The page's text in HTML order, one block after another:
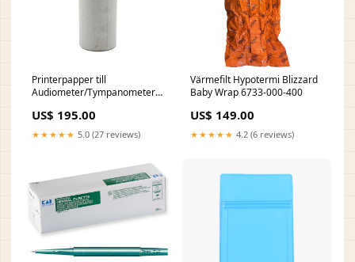
Printerpapper till
Audiometer/Tympanometer
301156
US$ 195.00
★★★★★ 5.0 (27 reviews)
Värmefilt Hypotermi Blizzard
Baby Wrap 6733-000-400
US$ 149.00
★★★★★ 4.2 (6 reviews)